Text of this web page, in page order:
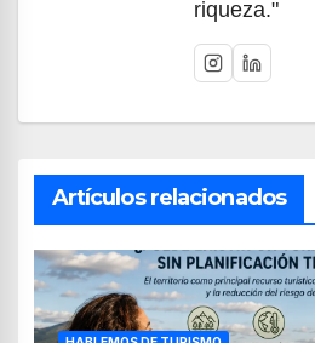
riqueza."
Artículos relacionados